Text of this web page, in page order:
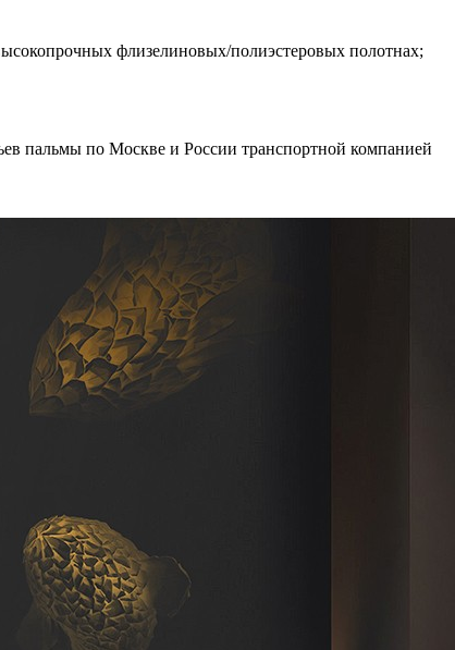
флизелиновых/полиэстеровых полотнах;
пальмы по Москве и России транспортной компанией